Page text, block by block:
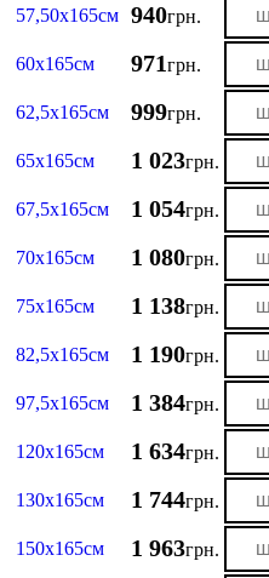
57,50х165см 940грн.
60х165см 971грн.
62,5х165см 999грн.
65х165см 1 023грн.
67,5х165см 1 054грн.
70х165см 1 080грн.
75х165см 1 138грн.
82,5х165см 1 190грн.
97,5х165см 1 384грн.
120х165см 1 634грн.
130х165см 1 744грн.
150х165см 1 963грн.